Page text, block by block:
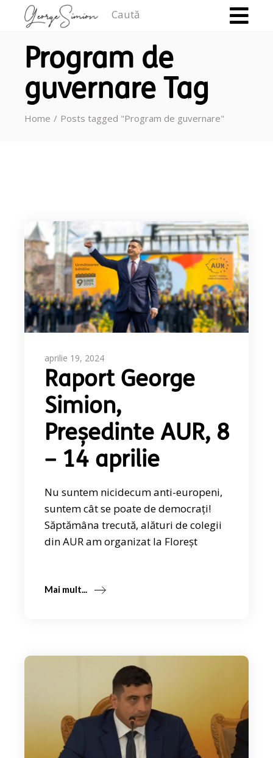
Program de
guvernare Tag
Home Posts tagged "Program de guvernare"
aprilie 19, 2024
Raport George
Simion,
Președinte AUR, 8
– 14 aprilie
Nu suntem nicidecum anti-europeni,
suntem cât se poate de democrați!
Săptămâna trecută, alături de colegii
din AUR am organizat la Floreșt
Mai mult...